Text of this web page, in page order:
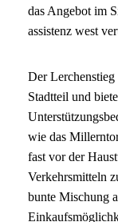
das Angebot im
assistenz west
Der
Stadtteil und
wie das
fast vor der
Verkehrsmitteln
bunte Mischung